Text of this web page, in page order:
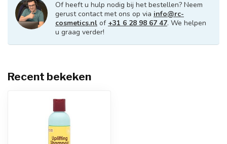
Of heeft u hulp nodig bij het bestellen? Neem
gerust contact met ons op via info@rc-
cosmetics.nl of +31 6 28 98 67 47. We helpen
u graag verder!
Recent bekeken